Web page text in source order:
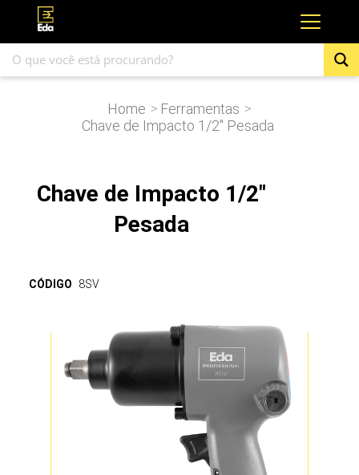
Home > Ferramentas >
Chave de Impacto 1/2″ Pesada
Chave de Impacto 1/2"
Pesada
CÓDIGO 8SV